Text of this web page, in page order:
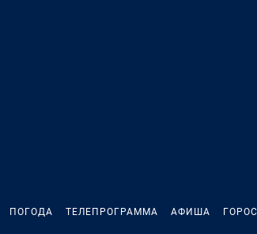
ПОГОДА ТЕЛЕПРОГРАММА АФИША